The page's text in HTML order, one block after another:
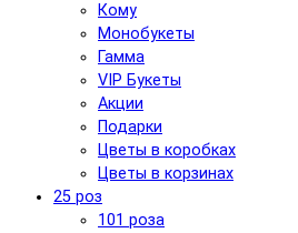
Кому
Монобукеты
Гамма
VIP Букеты
Акции
Подарки
Цветы в коробках
Цветы в корзинах
25 роз
101 роза